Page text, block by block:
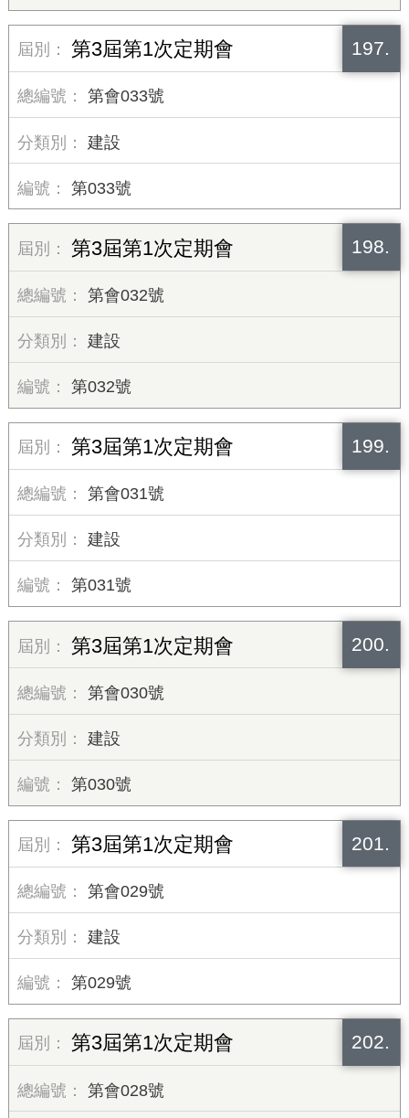
197.
第3屆第1次定期會
第會033號
建設
第033號
198.
第3屆第1次定期會
第會032號
建設
第032號
199.
第3屆第1次定期會
第會031號
建設
第031號
200.
第3屆第1次定期會
第會030號
建設
第030號
201.
第3屆第1次定期會
第會029號
建設
第029號
202.
第3屆第1次定期會
第會028號